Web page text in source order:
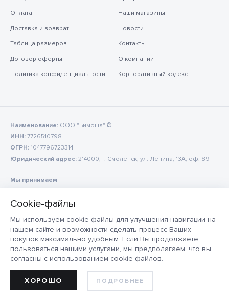
Мы используем cookie-файлы для улучшения навигации на
нашем сайте и возможности сделать процесс Ваших
покупок максимально удобным. Если Вы продолжаете
пользоваться нашими услугами, мы предполагаем, что вы
согласны с использованием cookie-файлов.
ПОДРОБНЕЕ
ХОРОШО
Оплата
Доставка и возврат
Таблица размеров
Договор оферты
Политика конфиденциальности
Наши магазины
Новости
Контакты
О компании
Корпоративный кодекс
Наименование: ООО "Бимоша" ©
ИНН: 7726510798
ОГРН: 1047796723314
Юридический адрес: 214000, г. Смоленск, ул. Ленина, 13А, оф. 89
Мы принимаем